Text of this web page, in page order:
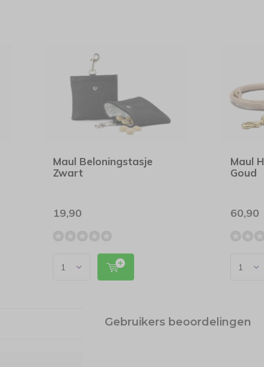
Maul Beloningstasje
Zwart
19,90
Maul
Goud
60,90
Gebruikers beoordelingen